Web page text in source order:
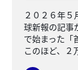
２０２６年５
球新報の記事
で始まった「
このほど、２